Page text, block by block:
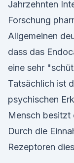
Jahrzehnten
Forschung
Allgemeinen
dass das
eine sehr
Tatsächlich ist
psychischen
Mensch besitzt
Durch die
Rezeptoren